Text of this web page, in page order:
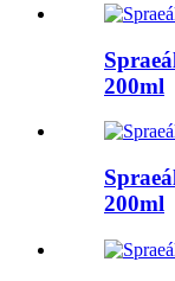
200ml
200ml